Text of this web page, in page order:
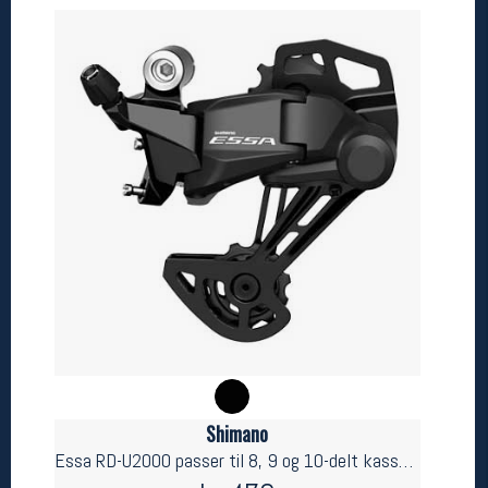
Shimano
Essa RD-U2000 passer til 8, 9 og 10-delt kassett
Betingelser
Salgsbetingelser
Personsvernerklæring
Informasjonskapsler
Bærekraft
Org. nr: 976754360
Ledige stillinger
Ledige stillinger